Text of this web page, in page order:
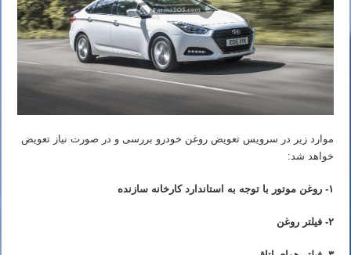
موارد زیر در سرویس تعویض روغن خودرو بررسی و در صورت نیاز تعویض
خواهد شد:
۱- روغن موتور با توجه به استاندارد کارخانه سازنده
۲- فیلتر روغن